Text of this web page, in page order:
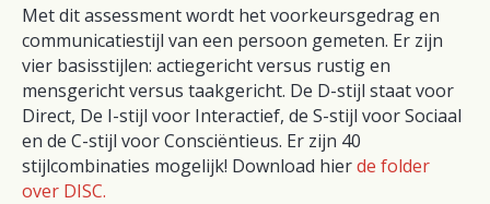
Met dit assessment wordt het voorkeursgedrag en
communicatiestijl van een persoon gemeten. Er zijn
vier basisstijlen: actiegericht versus rustig en
mensgericht versus taakgericht. De D-stijl staat voor
Direct, De I-stijl voor Interactief, de S-stijl voor Sociaal
en de C-stijl voor Consciëntieus. Er zijn 40
stijlcombinaties mogelijk! Download hierde folder
over DISC.